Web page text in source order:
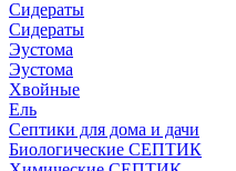
Сидераты
Сидераты
Эустома
Эустома
Хвойные
Ель
Септики для дома и дачи
Биологические СЕПТИК